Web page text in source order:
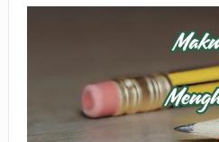
SEBELUM TIBA SAAT WAJIB?
HAKIKAT NIKMAT DI DUNIA!
BAGAIMANA CARA MEMBAYAR